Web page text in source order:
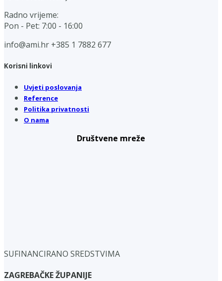
Radno vrijeme:
Pon - Pet: 7:00 - 16:00
info@ami.hr +385 1 7882 677
Korisni linkovi
Uvjeti poslovanja
Reference
Politika privatnosti
O nama
Društvene mreže
SUFINANCIRANO SREDSTVIMA
ZAGREBAČKE ŽUPANIJE